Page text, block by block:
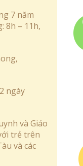
7 năm
8h – 11h,
ngày
và Giáo
trẻ trên
và các